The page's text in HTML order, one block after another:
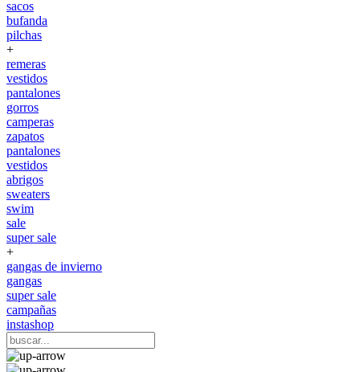
sacos
bufanda
pilchas
+
remeras
vestidos
pantalones
gorros
camperas
zapatos
pantalones
vestidos
abrigos
sweaters
swim
sale
super sale
+
gangas de invierno
gangas
super sale
campañas
instashop